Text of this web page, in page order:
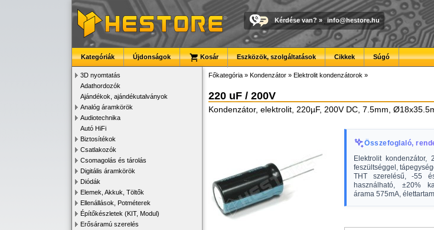
Kérdése van? » info@hestore.hu
Kategóriák Újdonságok Kosár Eszközök, szolgáltatások Cikkek Súgó
3D nyomtatás
Adathordozók
Ajándékok, ajándékutalványok
Analóg áramkörök
Audiotechnika
Autó HiFi
Biztosítékok
Csatlakozók
Csomagolás és tárolás
Digitális áramkörök
Diódák
Elemek, Akkuk, Töltők
Ellenállások, Potméterek
Építőkészletek (KIT, Modul)
Erősáramú szerelés
Főkategória » Kondenzátor » Elektrolit kondenzátorok »
220 uF / 200V
Kondenzátor, elektrolit, 220µF, 200V DC, 7.5mm,
Összefoglaló,
Elektrolit
feszültséggel,
THT szerelésű, -55
használható, ±20%
árama 575mA,